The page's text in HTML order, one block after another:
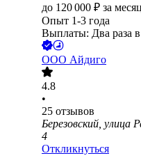
до 120 000 ₽ за
Опыт 1-3 года
Выплаты: Два раза
ООО Айдиго
4.8
•
25 отзывов
Березовский, улица
4
Откликнуться